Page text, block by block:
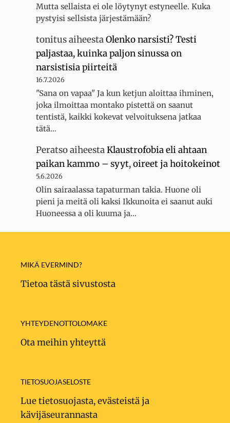
Mutta sellaista ei ole löytynyt estyneelle. Kuka
pystyisi sellsista järjestämään?
tonitusaiheestaOlenko narsisti? Testi
paljastaa, kuinka paljon sinussa on
narsistisia piirteitä
16.7.2026
"Sana on vapaa" Ja kun ketjun aloittaa ihminen,
joka ilmoittaa montako pistettä on saanut
tentistä, kaikki kokevat velvoituksena jatkaa
tätä…
PeratsoaiheestaKlaustrofobia eli ahtaan
paikan kammo – syyt, oireet ja hoitokeinot
5.6.2026
Olin sairaalassa tapaturman takia. Huone oli
pieni ja meitä oli kaksi Ikkunoita ei saanut auki
Huoneessa a oli kuuma ja…
MIKÄ EVERMIND?
Tietoa tästä sivustosta
YHTEYDENOTTOLOMAKE
Ota meihin yhteyttä
TIETOSUOJASELOSTE
Lue tietosuojasta, evästeistä ja
kävijäseurannasta